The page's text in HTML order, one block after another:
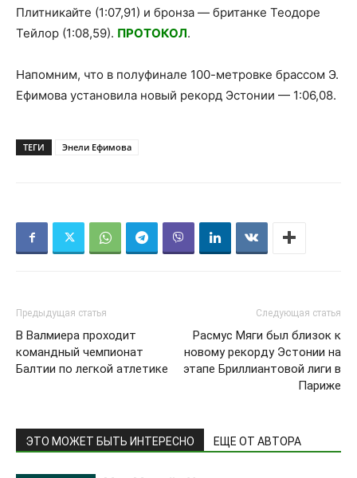
Плитникайте (1:07,91) и бронза — британке Теодоре
Тейлор (1:08,59). ПРОТОКОЛ.
Напомним, что в полуфинале 100-метровке брассом Э.
Ефимова установила новый рекорд Эстонии — 1:06,08.
ТЕГИ Энели Ефимова
Предыдущая статья
В Валмиера проходит
командный чемпионат
Балтии по легкой атлетике
Следующая статья
Расмус Мяги был близок к
новому рекорду Эстонии на
этапе Бриллиантовой лиги в
Париже
ЭТО МОЖЕТ БЫТЬ ИНТЕРЕСНО ЕЩЕ ОТ АВТОРА